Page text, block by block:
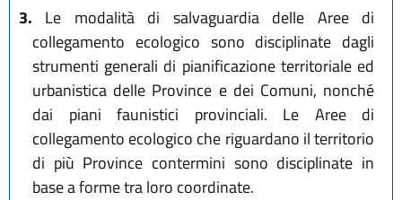
3. Le modalità di salvaguardia delle Aree di
collegamento ecologico sono disciplinate dagli
strumenti generali di pianificazione territoriale ed
urbanistica delle Province e dei Comuni, nonché
dai piani faunistici provinciali. Le Aree di
collegamento ecologico che riguardano il territorio
di più Province contermini sono disciplinate in
base a forme tra loro coordinate.